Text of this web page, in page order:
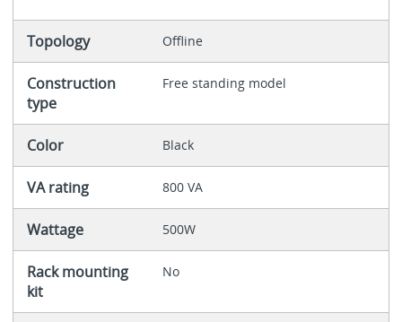
Topology Offline
Construction
type
Free standing model
Color Black
VA rating 800 VA
Wattage 500W
Rack mounting
kit
No